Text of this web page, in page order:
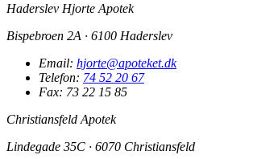
Haderslev Hjorte Apotek
Bispebroen 2A · 6100 Haderslev
Email: hjorte@apoteket.dk
Telefon: 74 52 20 67
Fax: 73 22 15 85
Christiansfeld Apotek
Lindegade 35C · 6070 Christiansfeld